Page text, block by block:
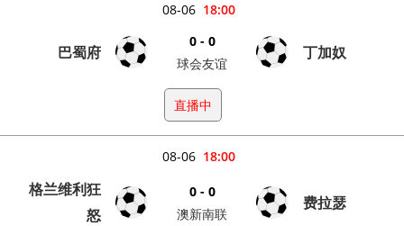
18:00
08-06
巴蜀府
0 - 0
球会友谊
丁加奴
直播中
18:00
08-06
格兰维利狂
怒
0 - 0
澳新南联
费拉瑟